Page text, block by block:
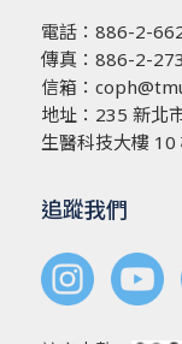
電話： 886-2-
傳真：886-2-
信箱：
地址： 235 新北
生醫科技大樓 10
追蹤我們